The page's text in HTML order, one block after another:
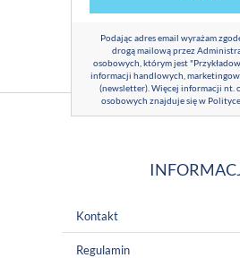
Podając adres email wyrażam
drogą mailową przez
osobowych, którym jest
informacji handlowych,
(newsletter). Więcej informacji nt.
osobowych znajduje się w
Kontakt
Regulamin